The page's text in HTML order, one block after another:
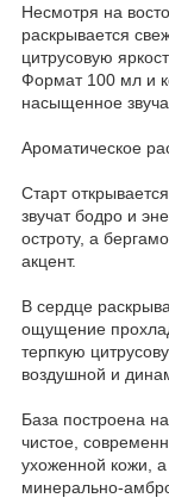
Несмотря на
раскрывается
цитрусовую
Формат 100 мл и
насыщенное
Ароматическое
Старт
звучат бодро и
остроту, а
акцент.
В сердце
ощущение
терпкую
воздушной и
База построена
чистое,
ухоженной кожи,
минерально-